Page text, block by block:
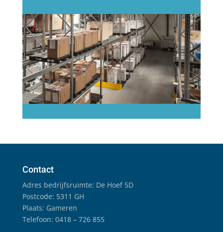
Contact
Adres bedrijfsruimte: De Hoef 5D
Postcode: 5311 GH
Plaats: Gameren
Telefoon: 0418 – 726 855